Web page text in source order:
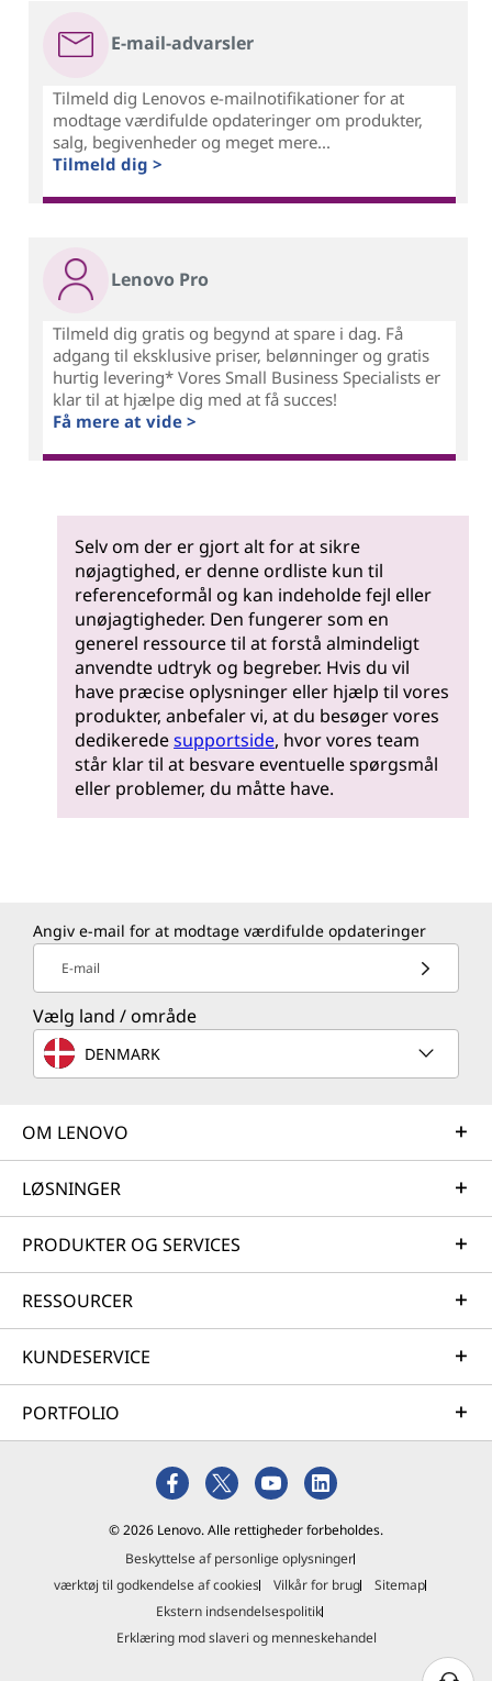
E-mail-advarsler
Tilmeld dig Lenovos e-mailnotifikationer for at
modtage værdifulde opdateringer om produkter,
salg, begivenheder og meget mere...
Tilmeld dig >
Lenovo Pro
Tilmeld dig gratis og begynd at spare i dag. Få
adgang til eksklusive priser, belønninger og gratis
hurtig levering* Vores Small Business Specialists er
klar til at hjælpe dig med at få succes!
Få mere at vide >
Selv om der er gjort alt for at sikre
nøjagtighed, er denne ordliste kun til
referenceformål og kan indeholde fejl eller
unøjagtigheder. Den fungerer som en
generel ressource til at forstå almindeligt
anvendte udtryk og begreber. Hvis du vil
have præcise oplysninger eller hjælp til vores
produkter, anbefaler vi, at du besøger vores
dedikeredesupportside, hvor vores team
står klar til at besvare eventuelle spørgsmål
eller problemer, du måtte have.
Angiv e-mail for at modtage værdifulde opdateringer
E-mail
Vælg land / område
DENMARK
OM LENOVO
LØSNINGER
PRODUKTER OG SERVICES
RESSOURCER
KUNDESERVICE
PORTFOLIO
© 2026 Lenovo. Alle rettigheder forbeholdes.
Beskyttelse af personlige oplysninger
værktøj til godkendelse af cookies
Vilkår for brug
Sitemap
Ekstern indsendelsespolitik
Erklæring mod slaveri og menneskehandel